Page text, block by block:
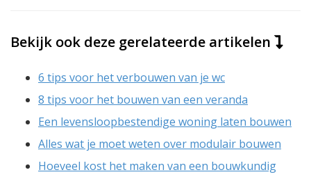
Bekijk ook deze gerelateerde artikelen
6 tips voor het verbouwen van je wc
8 tips voor het bouwen van een veranda
Een levensloopbestendige woning laten bouwen
Alles wat je moet weten over modulair bouwen
Hoeveel kost het maken van een bouwkundig